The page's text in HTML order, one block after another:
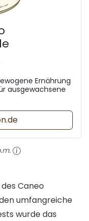
Ernährung
ausgewachsene
Caneo
umfangreiche
wurde das